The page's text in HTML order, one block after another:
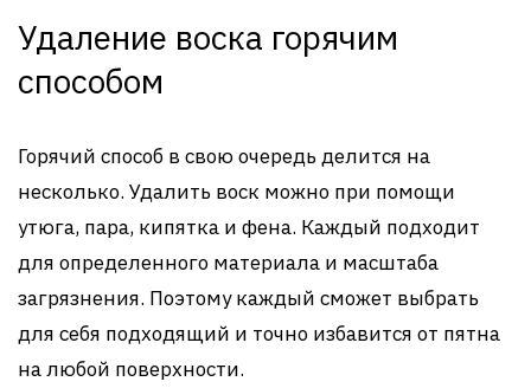
Удаление воска горячим
способом
Горячий способ в свою очередь делится на
несколько. Удалить воск можно при помощи
утюга, пара, кипятка и фена. Каждый подходит
для определенного материала и масштаба
загрязнения. Поэтому каждый сможет выбрать
для себя подходящий и точно избавится от пятна
на любой поверхности.